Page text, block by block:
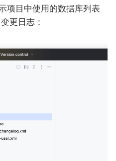
项目中使用的数据库列表
更日志：